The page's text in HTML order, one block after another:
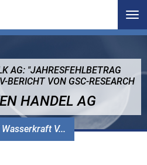
Wasserkraft V...
AG: "JAHRESFEHLBETRAG
BERICHT VON GSC-RESEARCH
HANDEL AG